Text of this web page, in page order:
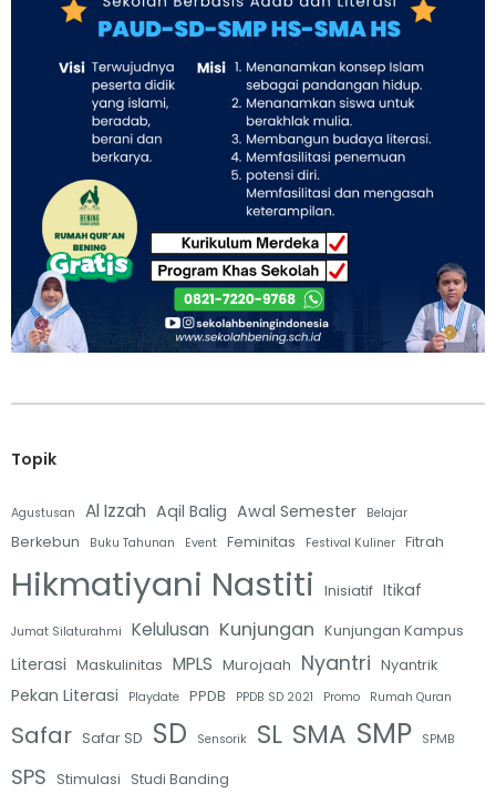
Topik
Agustusan Al Izzah Aqil Balig Awal Semester Belajar
Berkebun Buku Tahunan Event Feminitas Festival Kuliner Fitrah
Hikmatiyani Nastiti Inisiatif Itikaf
Jumat Silaturahmi Kelulusan Kunjungan Kunjungan Kampus
Literasi Maskulinitas MPLS Murojaah Nyantri Nyantrik
Pekan Literasi Playdate PPDB PPDB SD 2021 Promo Rumah Quran
Safar Safar SD SD Sensorik SL SMA SMP SPMB
SPS Stimulasi Studi Banding